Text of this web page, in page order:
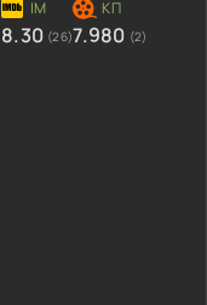
8.30 (26)7.980 (2)